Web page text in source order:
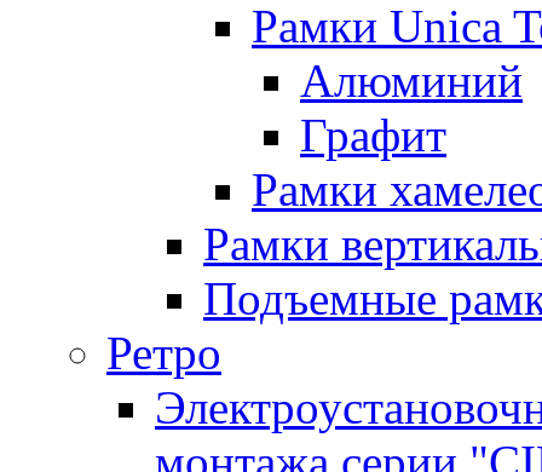
Рамки Unica
Алюминий
Графит
Рамки
Рамки
Подъемные
Ретро
монтажа серии